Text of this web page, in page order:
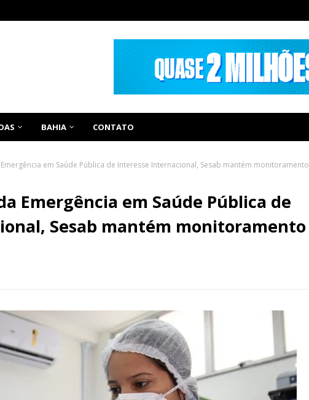
BAHIA CONTATO
em Saúde Pública de Interesse Internacional, Sesab mantém monitoramento
Emergência em Saúde Pública de
Sesab mantém monitoramento